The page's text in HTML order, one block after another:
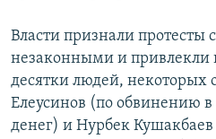
Власти признали протесты
незаконными и привлекли
десятки людей,
Елеусинов (по обвинению
денег) и Нурбек